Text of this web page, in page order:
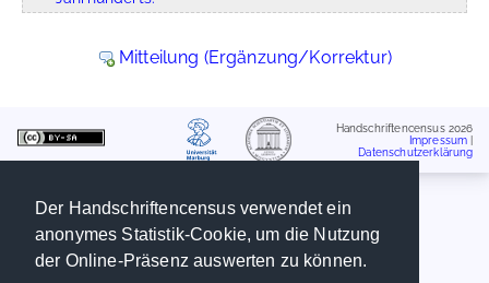
Der Handschriftencensus verwendet ein
anonymes Statistik-Cookie, um die Nutzung
der Online-Präsenz auswerten zu können.
Mitteilung (Ergänzung/Korrektur)
Handschriftencensus 2026
Impressum
Datenschutzerklärung